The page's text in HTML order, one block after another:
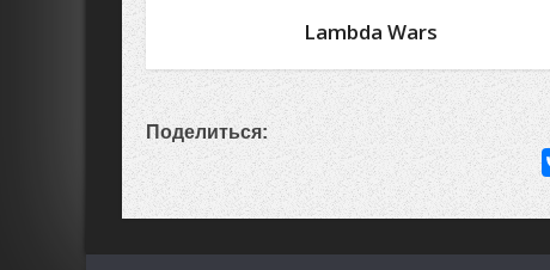
Lambda Wars
Поделиться: